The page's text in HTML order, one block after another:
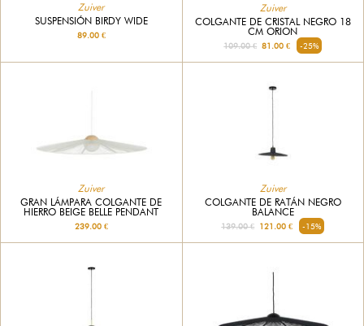
Zuiver
SUSPENSIÓN BIRDY WIDE
89.00 €
Zuiver
COLGANTE DE CRISTAL NEGRO 18
CM ORION
109.00 € 81.00 € -25%
Zuiver
GRAN LÁMPARA COLGANTE DE
HIERRO BEIGE BELLE PENDANT
239.00 €
Zuiver
COLGANTE DE RATÁN NEGRO
BALANCE
139.00 € 121.00 € -15%